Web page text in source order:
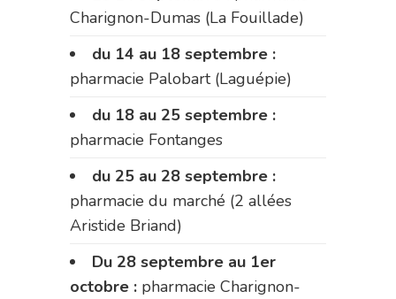
Charignon-Dumas (La Fouillade)
du 14 au 18 septembre :
pharmacie Palobart (Laguépie)
du 18 au 25 septembre :
pharmacie Fontanges
du 25 au 28 septembre :
pharmacie du marché (2 allées
Aristide Briand)
Du 28 septembre au 1er
octobre : pharmacie Charignon-